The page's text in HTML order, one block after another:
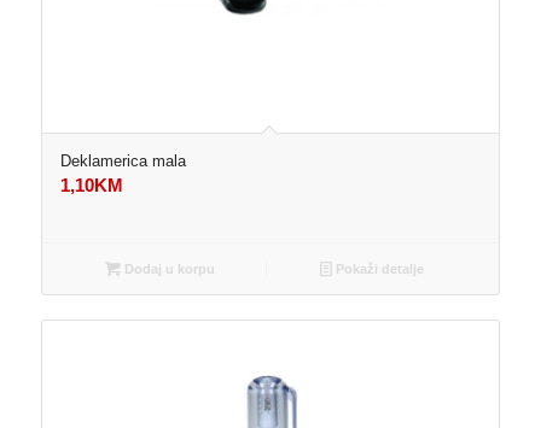
Deklamerica mala
1,10KM
Dodaj u korpu Pokaži detalje